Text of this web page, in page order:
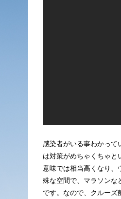
感染者がいる事わかって
は対策がめちゃくちゃと
意味では相当高くなり、
殊な空間で、マラソンな
です。なので、クルーズ